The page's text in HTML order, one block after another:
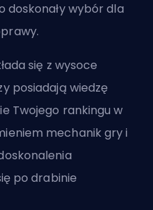
doskonały wybór dla
się z wysoce
posiadają wiedzę
Twojego rankingu w
mechanik gry i
po drabinie